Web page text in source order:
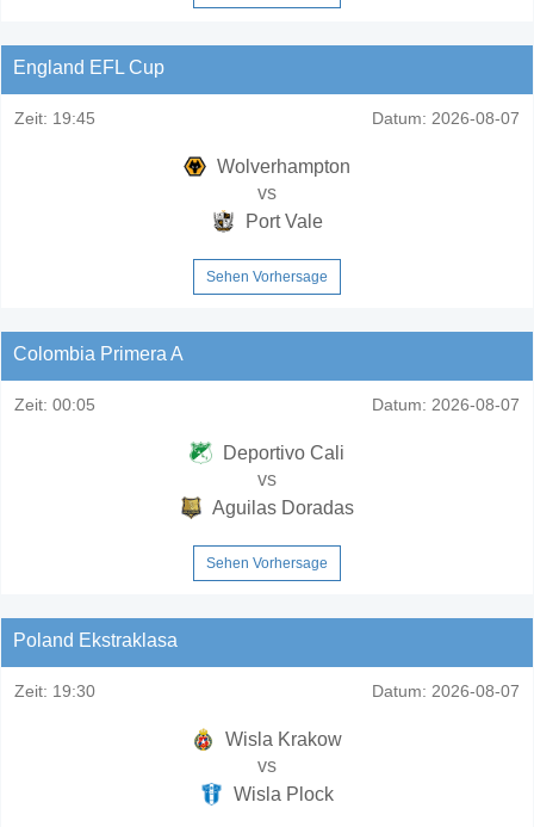
England EFL Cup
Zeit: 19:45 Datum: 2026-08-07
Wolverhampton
vs
Port Vale
Sehen Vorhersage
Colombia Primera A
Zeit: 00:05 Datum: 2026-08-07
Deportivo Cali
vs
Aguilas Doradas
Sehen Vorhersage
Poland Ekstraklasa
Zeit: 19:30 Datum: 2026-08-07
Wisla Krakow
vs
Wisla Plock